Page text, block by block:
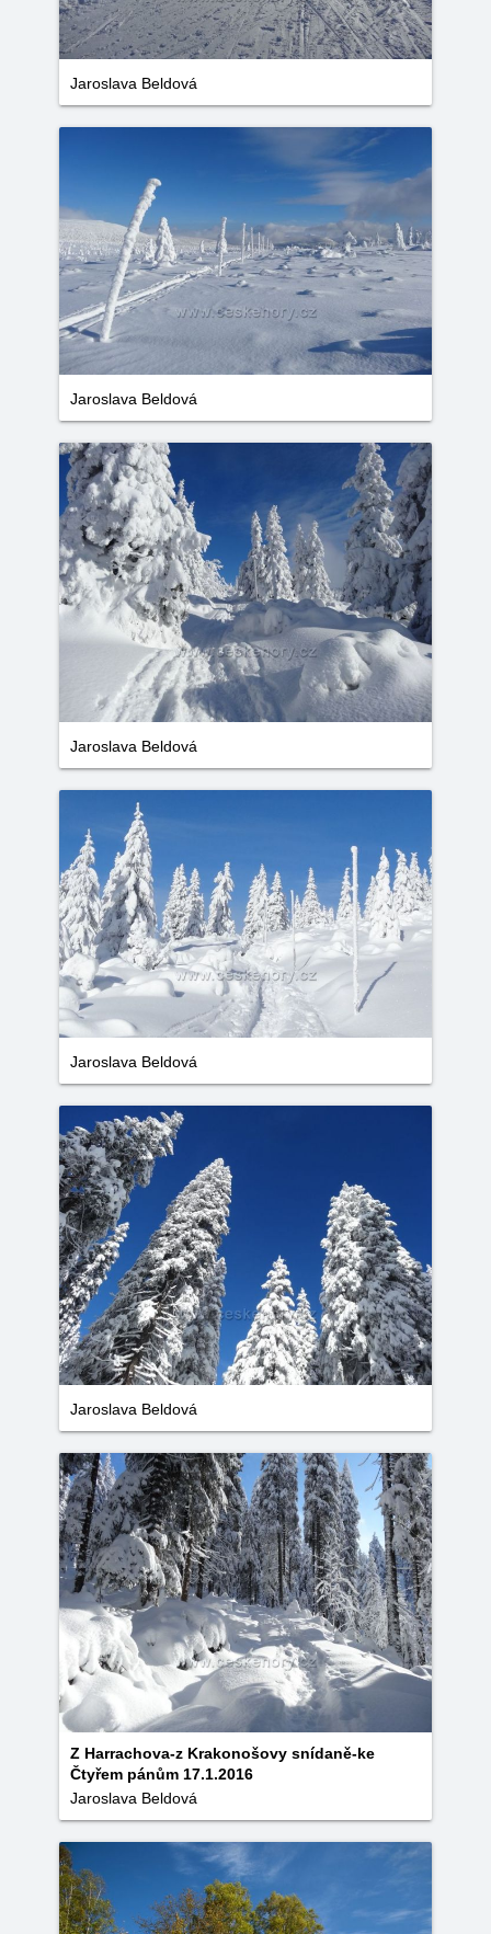
Jaroslava Beldová
Jaroslava Beldová
Jaroslava Beldová
Jaroslava Beldová
Jaroslava Beldová
Z Harrachova-z Krakonošovy snídaně-ke
Čtyřem pánům 17.1.2016
Jaroslava Beldová